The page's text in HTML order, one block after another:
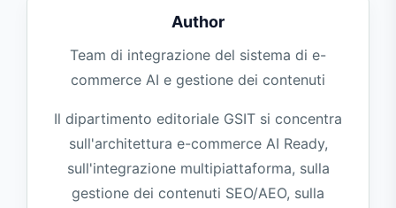
Author
Team di integrazione del sistema di e-
commerce AI e gestione dei contenuti
Il dipartimento editoriale GSIT si concentra
sull'architettura e-commerce AI Ready,
sull'integrazione multipiattaforma, sulla
gestione dei contenuti SEO/AEO, sulla